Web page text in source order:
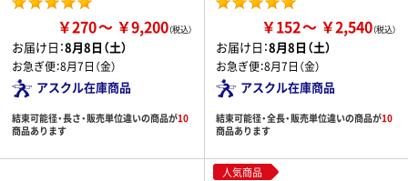
￥270 ￥9,200
お届け日：8月8日（土）
お急ぎ便：8月7日（金）
アスクル在庫商品
結束可能径・長さ・販売単位違いの商品が10
商品あります
￥152 ￥2,540
お届け日：8月8日（土）
お急ぎ便：8月7日（金）
アスクル在庫商品
結束可能径・全長・販売単位違いの商品が10
商品あります
人気商品